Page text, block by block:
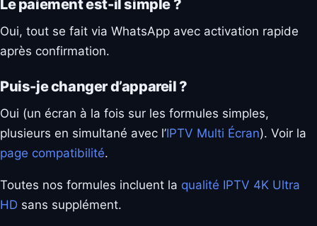
Le paiement est-il simple ?
Oui, tout se fait via WhatsApp avec activation rapide
après confirmation.
Puis-je changer d’appareil ?
Oui (un écran à la fois sur les formules simples,
plusieurs en simultané avec l’IPTV Multi Écran). Voir la
page compatibilité.
Toutes nos formules incluent la qualité IPTV 4K Ultra
HD sans supplément.